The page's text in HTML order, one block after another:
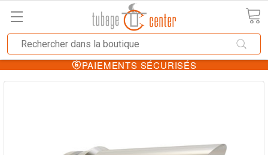
PAIEMENTS SÉCURISÉS